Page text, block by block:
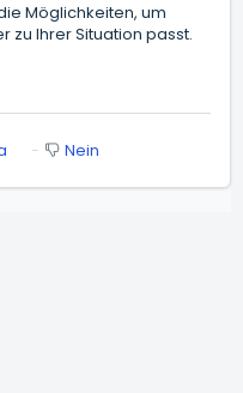
Möglichkeiten, um
zu Ihrer Situation passt.
Nein